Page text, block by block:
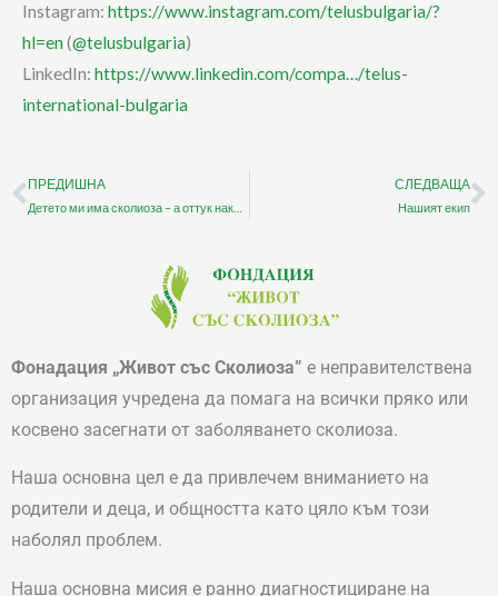
Instagram: https://www.instagram.com/telusbulgaria/?
hl=en(@telusbulgaria)
LinkedIn: https://www.linkedin.com/compa…/telus-
international-bulgaria
Prev
ПРЕДИШНА СЛЕДВАЩА
Нашият екип
Фонадация „Живот със Сколиоза” е неправителствена
организация учредена да помага на всички пряко или
косвено засегнати от заболяването сколиоза.
Наша основна цел е да привлечем вниманието на
родители и деца, и общността като цяло към този
наболял проблем.
Наша основна мисия е ранно диагностициране на